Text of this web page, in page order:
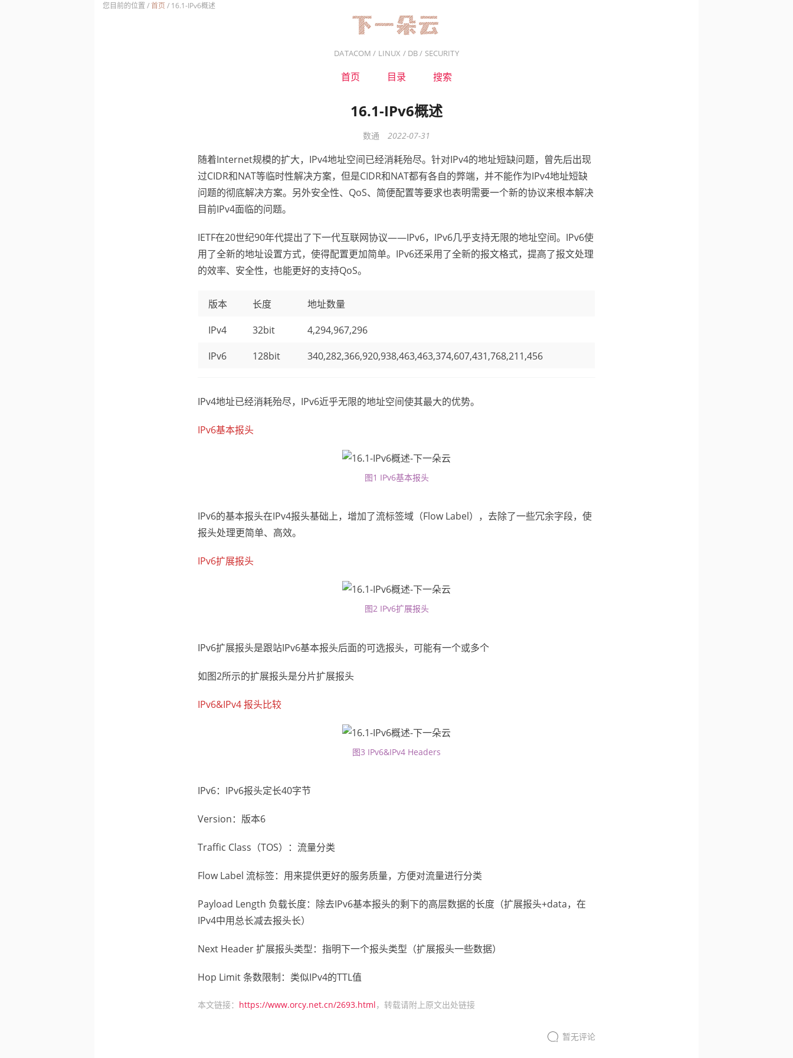
您目前的位置 /首页 / 16.1-IPv6概述
DATACOM / LINUX / DB / SECURITY
首页 目录 搜索
16.1-IPv6概述
数通 2022-07-31
随着Internet规模的扩大，IPv4地址空间已经消耗殆尽。针对IPv4的地址短缺问题，曾先后出现
过CIDR和NAT等临时性解决方案，但是CIDR和NAT都有各自的弊端，并不能作为IPv4地址短缺
问题的彻底解决方案。另外安全性、QoS、简便配置等要求也表明需要一个新的协议来根本解决
目前IPv4面临的问题。
IETF在20世纪90年代提出了下一代互联网协议——IPv6，IPv6几乎支持无限的地址空间。IPv6使
用了全新的地址设置方式，使得配置更加简单。IPv6还采用了全新的报文格式，提高了报文处理
的效率、安全性，也能更好的支持QoS。
版本 长度
地址数量
IPv4
32bit
4,294,967,296
IPv6
128bit 340,282,366,920,938,463,463,374,607,431,768,211,456
IPv4地址已经消耗殆尽，IPv6近乎无限的地址空间使其最大的优势。
IPv6基本报头
图1 IPv6基本报头
IPv6的基本报头在IPv4报头基础上，增加了流标签域（Flow Label），去除了一些冗余字段，使
报头处理更简单、高效。
IPv6扩展报头
图2 IPv6扩展报头
IPv6扩展报头是跟站IPv6基本报头后面的可选报头，可能有一个或多个
如图2所示的扩展报头是分片扩展报头
IPv6&IPv4 报头比较
图3 IPv6&IPv4 Headers
IPv6：IPv6报头定长40字节
Version：版本6
Traffic Class（TOS）：流量分类
Flow Label 流标签：用来提供更好的服务质量，方便对流量进行分类
Payload Length 负载长度：除去IPv6基本报头的剩下的高层数据的长度（扩展报头+data，在
IPv4中用总长减去报头长）
Next Header 扩展报头类型：指明下一个报头类型（扩展报头一些数据）
Hop Limit 条数限制：类似IPv4的TTL值
本文链接： https://www.orcy.net.cn/2693.html，转载请附上原文出处链接
暂无评论